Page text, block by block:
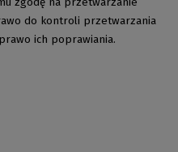
do kontroli przetwarzania
ich poprawiania.